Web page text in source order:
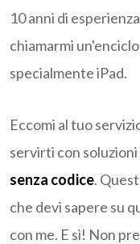
10 anni di
chiamarmi
specialmente iPad.
Eccomi al tuo
servirti con
senza codice.
che devi sapere su
con me. E sì! Non